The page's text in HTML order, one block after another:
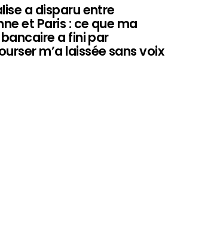
a disparu entre
et Paris : ce que ma
a fini par
m’a laissée sans voix